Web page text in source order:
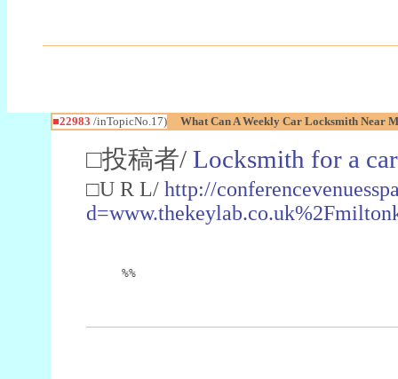
■22983 /inTopicNo.17) What Can A Weekly Car Locksmith Near
□投稿者/ Locksmith for a car
□U R L/ http://
%%